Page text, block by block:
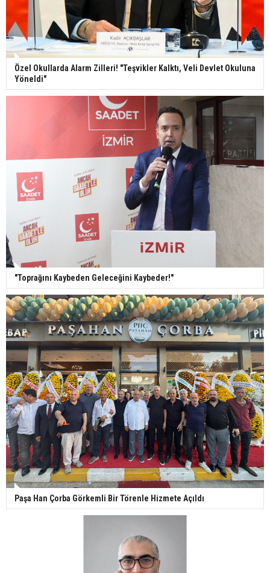
Özel Okullarda Alarm Zilleri! "Teşvikler Kalktı, Veli Devlet Okuluna
Yöneldi"
"Toprağını Kaybeden Geleceğini Kaybeder!"
Paşa Han Çorba Görkemli Bir Törenle Hizmete Açıldı